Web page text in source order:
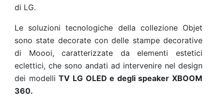
di LG.
Le soluzioni tecnologiche della collezione Objet
sono state decorate con delle stampe decorative
di Moooi, caratterizzate da elementi estetici
eclettici, che sono andati ad intervenire nel design
dei modelliTV LG OLED e degli speaker XBOOM
360.